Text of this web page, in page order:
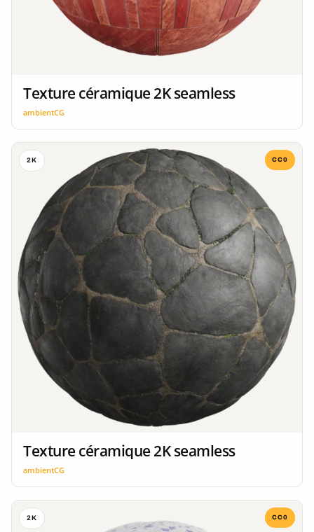
Texture céramique 2K seamless
ambientCG
2K CC0
Texture céramique 2K seamless
ambientCG
2K CC0